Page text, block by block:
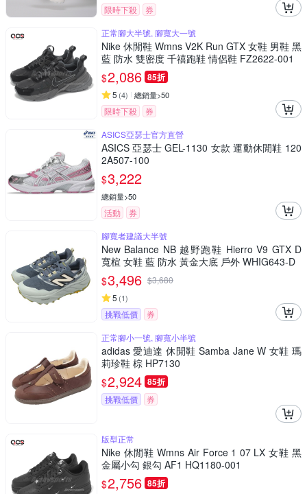
限時下殺
券
正常腳大半號, 腳寬大一號
Nike 休閒鞋 Wmns V2K Run GTX 女鞋 男鞋 黑
藍 防水 雙密度 千禧跑鞋 情侶鞋 FZ2622-001
$2,086 85折
5 (4) 總銷量>50
限時下殺
券
ASICS亞瑟士官方直營
ASICS 亞瑟士 GEL-1130 女款 運動休閒鞋 120
2A507-100
$3,222
總銷量>50
活動
券
腳寬者建議大半號
New Balance NB 越野跑鞋 Hierro V9 GTX D
寬楦 女鞋 藍 防水 黃金大底 戶外 WHIG643-D
$3,496 $3,680
5 (1)
挑戰低價
券
正常腳小一號, 腳寬小半號
adidas 愛迪達 休閒鞋 Samba Jane W 女鞋 瑪
莉珍鞋 棕 HP7130
$2,924 85折
挑戰低價 券
版型正常
Nike 休閒鞋 Wmns Air Force 1 07 LX 女鞋 黑
金屬小勾 銀勾 AF1 HQ1180-001
$2,756 85折